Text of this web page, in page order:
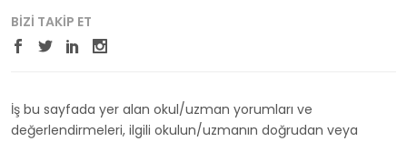
BIZI TAKIP ET
İş bu sayfada yer alan okul/uzman yorumları ve
değerlendirmeleri, ilgili okulun/uzmanın doğrudan veya